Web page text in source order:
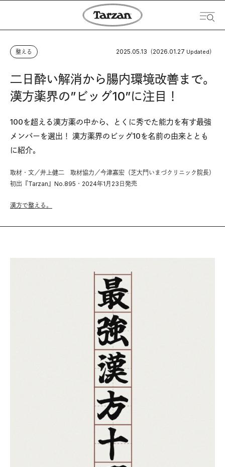
整える 2025.05.13 （2026.01.27 Updated）
二日酔い解消から腸内環境改善まで。
漢方薬界の”ビッグ10”に注目！
100を超える漢方薬の中から、とくに秀でた能力を有す最強
メンバーを選出！ 漢方薬界のビッグ10を名前の由来ととも
に紹介。
取材・文／井上健二 取材協力／今津嘉宏（芝大門いまづクリニック院長）
初出『Tarzan』No.895・2024年1月23日発売
漢方で整える。